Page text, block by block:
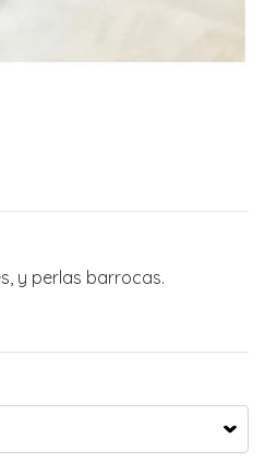
y perlas barrocas.